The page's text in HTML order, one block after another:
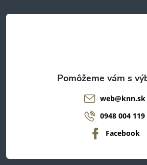
t
web@knn.sk
0948 004 119
Facebook